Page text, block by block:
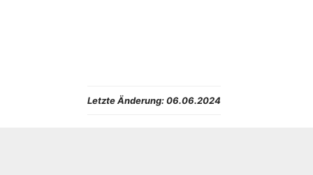
Letzte Änderung: 06.06.2024